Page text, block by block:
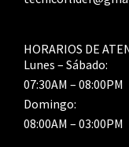
HORARIOS DE
Lunes – Sábado:
07:30AM – 08:00PM
Domingo:
08:00AM – 03:00PM